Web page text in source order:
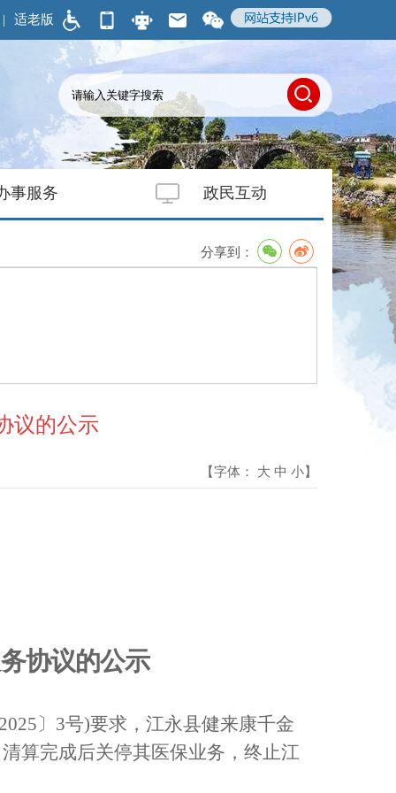
适老版
|
事服务 政民互动
分享到：
议的公示
【字体： 大 中 小】
协议的公示
2025〕 3号)要求， 江永县健来康千金
清算完成后关停其医保业务，终止江